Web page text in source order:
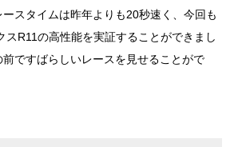
スタイムは昨年よりも20秒速く、今回も
スR11の高性能を実証することができまし
ですばらしいレースを見せることがで